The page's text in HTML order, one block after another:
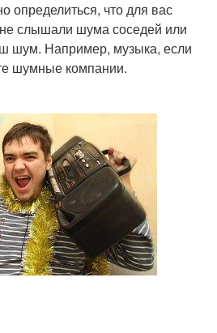
определиться, что для вас
слышали шума соседей или
шум. Например, музыка, если
шумные компании.